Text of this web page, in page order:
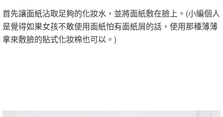
首先讓面紙沾取足夠的化妝水，並將面紙敷在臉上。(小編個人
是覺得如果女孩不敢使用面紙怕有面紙屑的話，使用那種薄薄
拿來敷臉的貼式化妝棉也可以。)